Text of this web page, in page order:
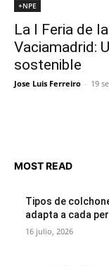
+NPE
La I Feria de
Vaciamadrid:
sostenible
Jose Luis Ferreiro - 19
MOST READ
Tipos de
adapta a cada
16 julio, 2026